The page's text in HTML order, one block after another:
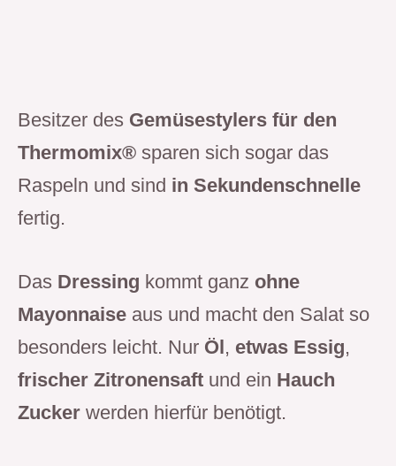
Besitzer des Gemüsestylers für den
Thermomix® sparen sich sogar das
Raspeln und sind in Sekundenschnelle
fertig.
Das Dressing kommt ganz ohne
Mayonnaise aus und macht den Salat so
besonders leicht. Nur Öl , etwas Essig,
frischer Zitronensaft und ein Hauch
Zucker werden hierfür benötigt.